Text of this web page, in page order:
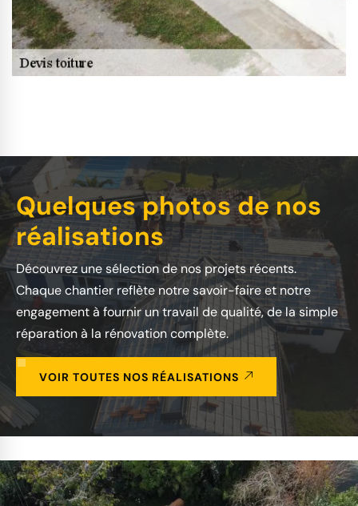
Quelques photos de nos
réalisations
Découvrez une sélection de nos projets récents.
Chaque chantier reflète notre savoir-faire et notre
engagement à fournir un travail de qualité, de la simple
réparation à la rénovation complète.
VOIR TOUTES NOS RÉALISATIONS